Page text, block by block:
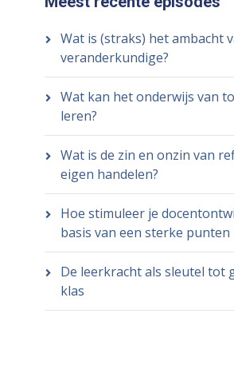
Wat is (straks) het ambacht
veranderkundige?
Wat kan het onderwijs van
leren?
Wat is de zin en onzin van
eigen handelen?
Hoe stimuleer je
basis van een sterke punten
De leerkracht als sleutel tot
klas